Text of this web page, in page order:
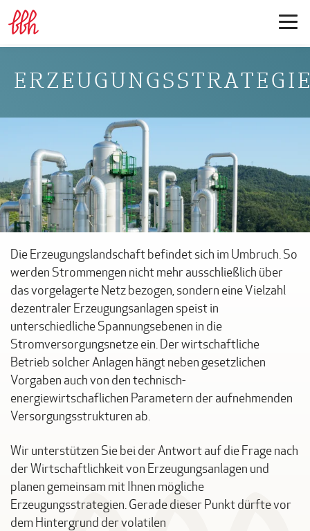
Die Erzeugungslandschaft befindet sich im Umbruch. So
werden Strommengen nicht mehr ausschließlich über
das vorgelagerte Netz bezogen, sondern eine Vielzahl
dezentraler Erzeugungsanlagen speist in
unterschiedliche Spannungsebenen in die
Stromversorgungsnetze ein. Der wirtschaftliche
Betrieb solcher Anlagen hängt neben gesetzlichen
Vorgaben auch von den technisch-
energiewirtschaflichen Parametern der aufnehmenden
Versorgungsstrukturen ab.
Wir unterstützen Sie bei der Antwort auf die Frage nach
der Wirtschaftlichkeit von Erzeugungsanlagen und
planen gemeinsam mit Ihnen mögliche
Erzeugungsstrategien. Gerade dieser Punkt dürfte vor
dem Hintergrund der volatilen